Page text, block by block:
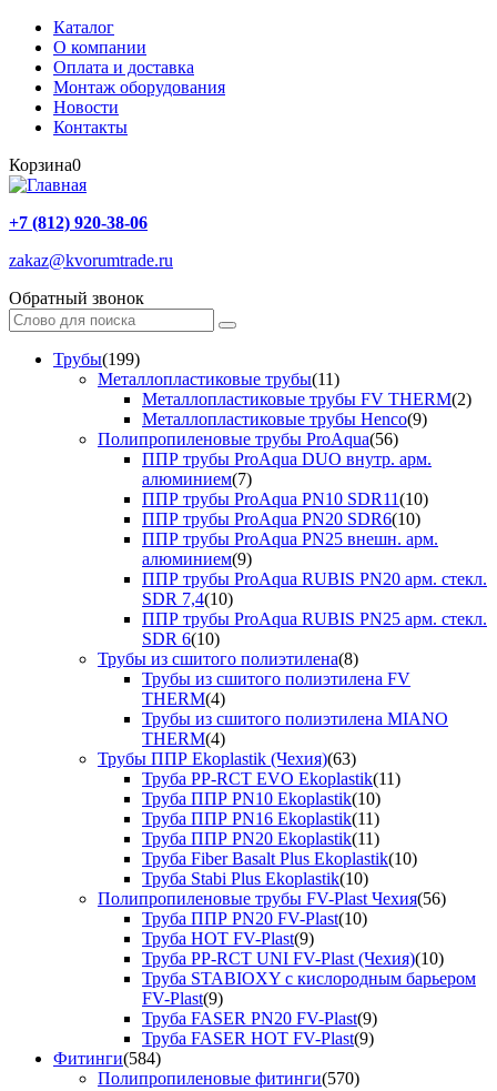
Каталог
О компании
Оплата и доставка
Монтаж оборудования
Новости
Контакты
Корзина0
+7 (812) 920-38-06
zakaz@kvorumtrade.ru
Обратный звонок
Трубы(199)
Металлопластиковые трубы(11)
Металлопластиковые трубы FV THERM(2)
Металлопластиковые трубы Henco(9)
Полипропиленовые трубы ProAqua(56)
ППР трубы ProAqua DUO внутр. арм.
алюминием(7)
ППР трубы ProAqua PN10 SDR11(10)
ППР трубы ProAqua PN20 SDR6(10)
ППР трубы ProAqua PN25 внешн. арм.
алюминием(9)
ППР трубы ProAqua RUBIS PN20 арм. стекл.
SDR 7,4(10)
ППР трубы ProAqua RUBIS PN25 арм. стекл.
SDR 6(10)
Трубы из сшитого полиэтилена(8)
Трубы из сшитого полиэтилена FV
THERM(4)
Трубы из сшитого полиэтилена MIANO
THERM(4)
Трубы ППР Ekoplastik (Чехия)(63)
Труба PP-RCT EVO Ekoplastik(11)
Труба ППР PN10 Ekoplastik(10)
Труба ППР PN16 Ekoplastik(11)
Труба ППР PN20 Ekoplastik(11)
Труба Fiber Basalt Plus Ekoplastik(10)
Труба Stabi Plus Ekoplastik(10)
Полипропиленовые трубы FV-Plast Чехия(56)
Труба ППР PN20 FV-Plast(10)
Труба HOT FV-Plast(9)
Труба PP-RCT UNI FV-Plast (Чехия)(10)
Труба STABIOXY с кислородным барьером
FV-Plast(9)
Труба FASER PN20 FV-Plast(9)
Труба FASER HOT FV-Plast(9)
Фитинги(584)
Полипропиленовые фитинги(570)